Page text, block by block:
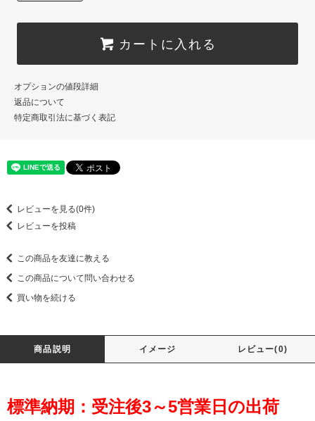
カートに入れる
オプションの値段詳細
返品について
特定商取引法に基づく表記
レビューを見る(0件)
レビューを投稿
この商品を友達に教える
この商品について問い合わせる
買い物を続ける
商品説明 イメージ レビュー(0)
標準納期：受注後3～5営業日の出荷